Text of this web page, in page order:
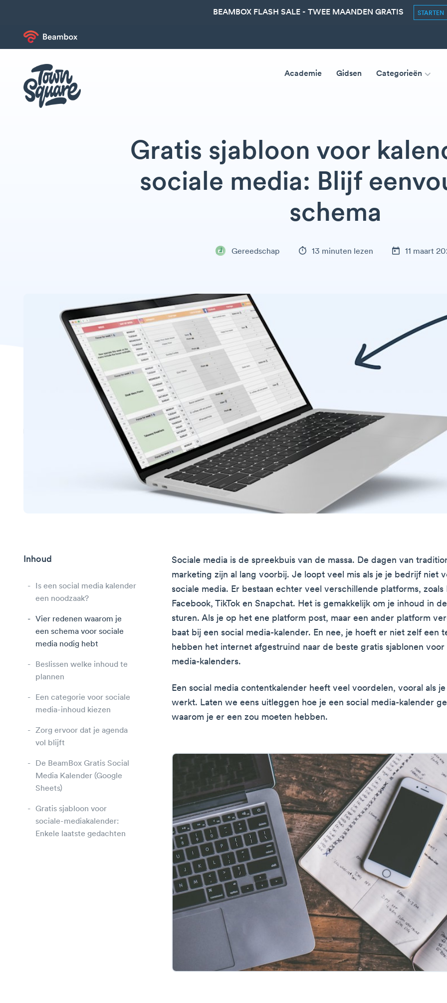
BEAMBOX FLASH SALE - TWEE MAANDEN GRATIS STARTEN
Academie Gidsen Categorieën
Gratis sjabloon voor
sociale media: Blijf
schema
Gereedschap 13 minuten lezen 11 maart
Inhoud
Is een social media kalender
een noodzaak?
Vier redenen waarom je
een schema voor sociale
media nodig hebt
Beslissen welke inhoud te
plannen
Een categorie voor sociale
media-inhoud kiezen
Zorg ervoor dat je agenda
vol blijft
De BeamBox Gratis Social
Media Kalender (Google
Sheets)
Gratis sjabloon voor
sociale-mediakalender:
Enkele laatste gedachten
Sociale media is de spreekbuis van de massa. De dagen van
marketing zijn al lang voorbij. Je loopt veel mis als je je bedrijf niet
sociale media. Er bestaan echter veel verschillende platforms, zoals
Facebook, TikTok en Snapchat. Het is gemakkelijk om je inhoud in
sturen. Als je op het ene platform post, maar een ander platform
baat bij een social media-kalender. En nee, je hoeft er niet zelf een
hebben het internet afgestruind naar de beste gratis sjablonen voor
media-kalenders.
Een social media contentkalender heeft veel voordelen, vooral als
werkt. Laten we eens uitleggen hoe je een social media-kalender
waarom je er een zou moeten hebben.